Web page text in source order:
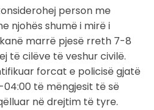
person me
njohës shumë i mirë i
marrë pjesë rreth 7-8
të cilëve të veshur civilë.
forcat e policisë gjatë
të mëngjesit të së
në drejtim të tyre.